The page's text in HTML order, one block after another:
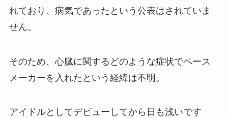
れており、病気であったという公表はされていま
せん。
そのため、心臓に関するどのような症状でペース
メーカーを入れたという経緯は不明。
アイドルとしてデビューしてから日も浅いです